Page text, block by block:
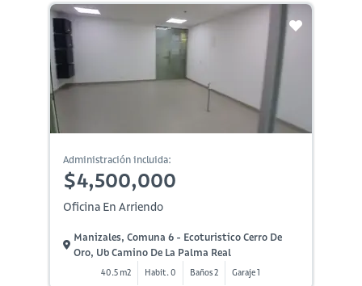
Administración incluida:
$4,500,000
Oficina En Arriendo
Manizales, Comuna 6 - Ecoturistico Cerro De
Oro, Ub Camino De La Palma Real
40.5 m2 Habit. 0 Baños 2 Garaje 1